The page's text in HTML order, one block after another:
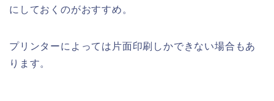
にしておくのがおすすめ。
プリンターによっては片面印刷しかできない場合もあ
ります。